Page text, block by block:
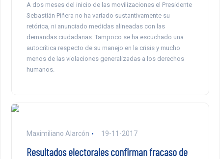
A dos meses del inicio de las movilizaciones el Presidente
Sebastián Piñera no ha variado sustantivamente su
retórica, ni anunciado medidas alineadas con las
demandas ciudadanas. Tampoco se ha escuchado una
autocrítica respecto de su manejo en la crisis y mucho
menos de las violaciones generalizadas a los derechos
humanos.
Maximiliano Alarcón 19-11-2017
Resultados electorales confirman fracaso de